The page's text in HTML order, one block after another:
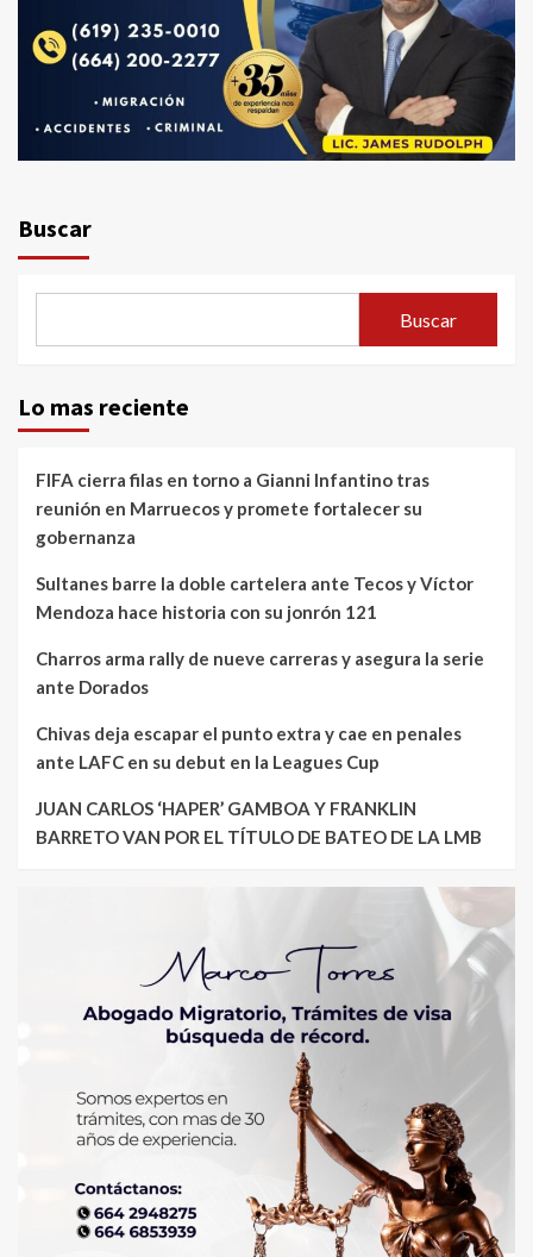
Buscar
Buscar
Lo mas reciente
FIFA cierra filas en torno a Gianni Infantino tras
reunión en Marruecos y promete fortalecer su
gobernanza
Sultanes barre la doble cartelera ante Tecos y Víctor
Mendoza hace historia con su jonrón 121
Charros arma rally de nueve carreras y asegura la serie
ante Dorados
Chivas deja escapar el punto extra y cae en penales
ante LAFC en su debut en la Leagues Cup
JUAN CARLOS ‘HAPER’ GAMBOA Y FRANKLIN
BARRETO VAN POR EL TÍTULO DE BATEO DE LA LMB